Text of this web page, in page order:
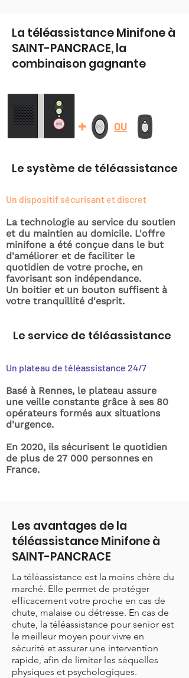
La téléassistance Minifone à
SAINT-PANCRACE, la
combinaison gagnante
+ OU
Le système de téléassistance
Un dispositif sécurisant et discret
La technologie au service du soutien
et du maintien au domicile. L'offre
minifone a été conçue dans le but
d'améliorer et de faciliter le
quotidien de votre proche, en
favorisant son indépendance.
Un boitier et un bouton suffisent à
votre tranquillité d'esprit.
Le service de téléassistance
Un plateau de téléassistance 24/7
Basé à Rennes, le plateau assure
une veille constante grâce à ses 80
opérateurs formés aux situations
d'urgence.
En 2020, ils sécurisent le quotidien
de plus de 27 000 personnes en
France.
Les avantages de la
téléassistance Minifone à
SAINT-PANCRACE
La téléassistance est la moins chère du
marché. Elle permet de protéger
efficacement votre proche en cas de
chute, malaise ou détresse. En cas de
chute, la téléassistance pour senior est
le meilleur moyen pour vivre en
sécurité et assurer une intervention
rapide, afin de limiter les séquelles
physiques et psychologiques.